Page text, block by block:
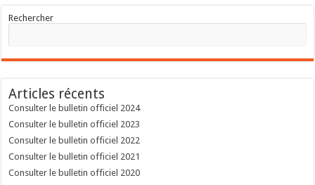
Rechercher
Articles récents
Consulter le bulletin officiel 2024
Consulter le bulletin officiel 2023
Consulter le bulletin officiel 2022
Consulter le bulletin officiel 2021
Consulter le bulletin officiel 2020